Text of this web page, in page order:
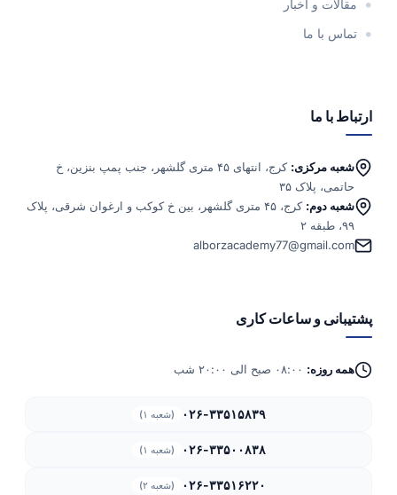
مقالات و اخبار
تماس با ما
ارتباط با ما
شعبه مرکزی:
کرج، انتهای ۴۵ متری گلشهر، جنب پمپ بنزین، خ
حاتمی، پلاک ۳۵
شعبه دوم:
کرج، ۴۵ متری گلشهر، بین خ کوکب و ارغوان شرقی، پلاک
۹۹، طبقه ۲
alborzacademy77@gmail.com
پشتیبانی و ساعات کاری
همه روزه:
۰۲۶-۳۳۵۱۵۸۳۹ (شعبه ۱)
۰۲۶-۳۳۵۰۰۸۳۸ (شعبه ۱)
۰۲۶-۳۳۵۱۶۲۲۰ (شعبه ۲)